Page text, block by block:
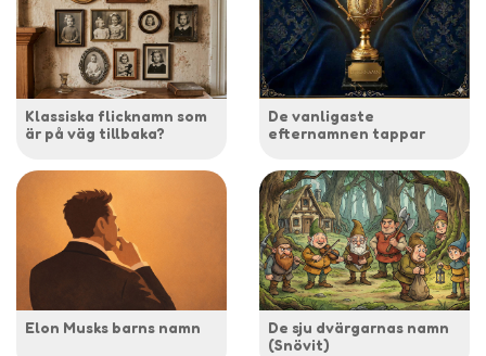
Klassiska flicknamn som
är på väg tillbaka?
De vanligaste
efternamnen tappar
Elon Musks barns namn
De sju dvärgarnas namn
(Snövit)